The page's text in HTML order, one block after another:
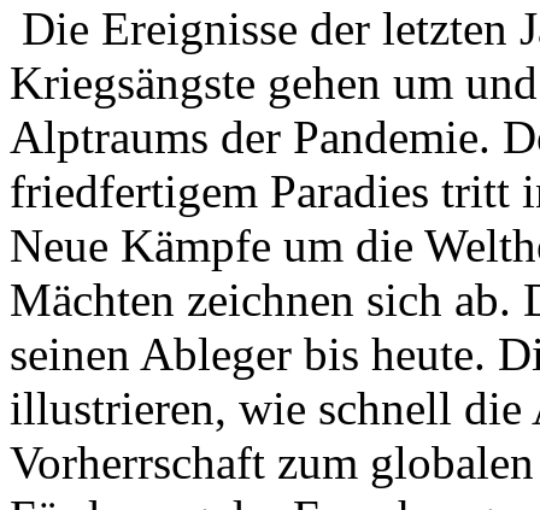
Die Ereignisse der letzten
Kriegsängste gehen um
Alptraums der Pandemie.
friedfertigem Paradies tritt
Neue Kämpfe um die
Mächten zeichnen sich
seinen Ableger bis heute.
illustrieren, wie schnell die
Vorherrschaft zum